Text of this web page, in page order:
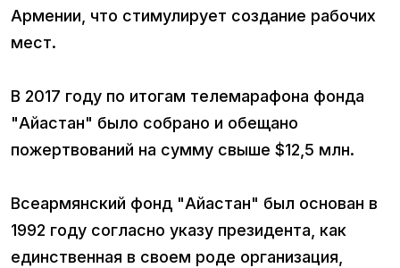
Армении, что стимулирует создание рабочих
мест.
В 2017 году по итогам телемарафона фонда
"Айастан" было собрано и обещано
пожертвований на сумму свыше $12,5 млн.
Всеармянский фонд "Айастан" был основан в
1992 году согласно указу президента, как
единственная в своем роде организация,